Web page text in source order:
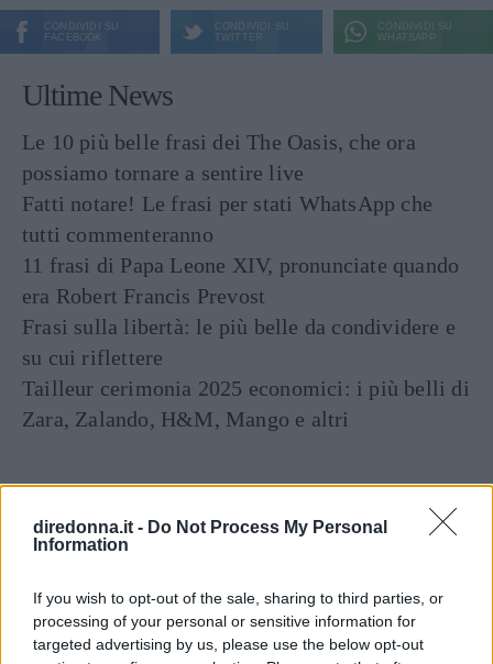
diredonna.it - Do Not Process My Personal
Information
If you wish to opt-out of the sale, sharing to third parties, or
processing of your personal or sensitive information for
targeted advertising by us, please use the below opt-out
CONDIVIDI SU
FACEBOOK
CONDIVIDI SU
TWITTER
CONDIVIDI SU
WHATSAPP
Ultime News
Le 10 più belle frasi dei The Oasis, che ora
possiamo tornare a sentire live
Fatti notare! Le frasi per stati WhatsApp che
tutti commenteranno
11 frasi di Papa Leone XIV, pronunciate quando
era Robert Francis Prevost
Frasi sulla libertà: le più belle da condividere e
su cui riflettere
Tailleur cerimonia 2025 economici: i più belli di
Zara, Zalando, H&M, Mango e altri
Articolia tema